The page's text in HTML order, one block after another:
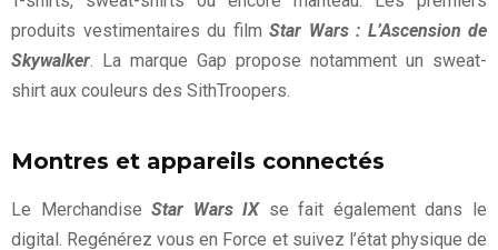
produits vestimentaires du film Star Wars : L’Ascension de
Skywalker. La marque Gap propose notamment un sweat-
shirt aux couleurs des SithTroopers.
Montres et appareils connectés
Le MerchandiseStar Wars IXse fait également dans le
digital. Regénérez vous en Force et suivez l’état physique de